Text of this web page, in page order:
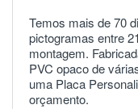
Temos mais de 70
pictogramas entre
montagem.
PVC opaco de
uma Placa
orçamento.